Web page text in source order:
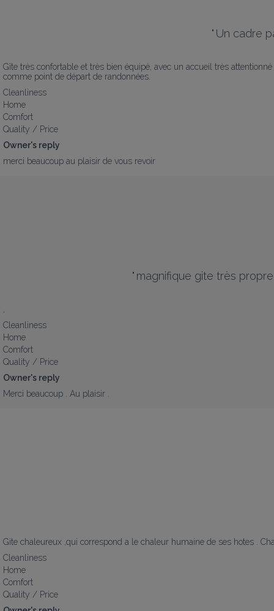
" Un cadre
Gîte très confortable et très bien équipé, avec un accueil très
comme point de départ de randonnées.
Cleanliness
Home
Comfort
Quality / Price
Owner's reply
merci beaucoup au plaisir de vous revoir
" magnifique gite très
Cleanliness
Home
Comfort
Quality / Price
Owner's reply
Merci beaucoup . Au plaisir .
Gite chaleureux ,qui correspond a le chaleur humaine de ses hotes .
Cleanliness
Home
Comfort
Quality / Price